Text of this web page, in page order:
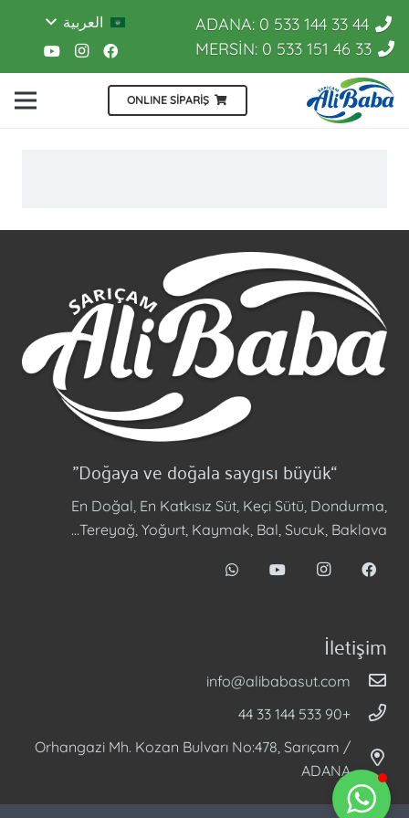
ADANA: 0 533 144 33 44
MERSİN: 0 533 151 46 33
العربية
ONLINE SİPARİŞ
“Doğaya ve doğala saygısı büyük”
En Doğal, En Katkısız Süt, Keçi Sütü, Dondurma,
Tereyağ, Yoğurt, Kaymak, Bal, Sucuk, Baklava…
İletişim
info@alibabasut.com
+90 533 144 33 44
Orhangazi Mh. Kozan Bulvarı No:478, Sarıçam /
ADANA